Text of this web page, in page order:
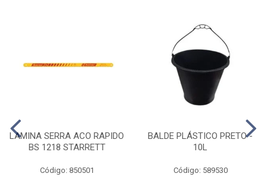
LAMINA SERRA ACO RAPIDO
BS 1218 STARRETT
Código: 850501
BALDE PLÁSTICO PRETO -
10L
Código: 589530